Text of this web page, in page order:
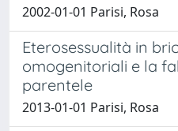
2002-01-01 Parisi, Rosa
Eterosessualità in
omogenitoriali e la
parentele
2013-01-01 Parisi, Rosa